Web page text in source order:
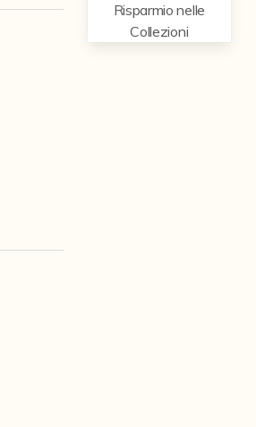
Risparmio nelle
Collezioni